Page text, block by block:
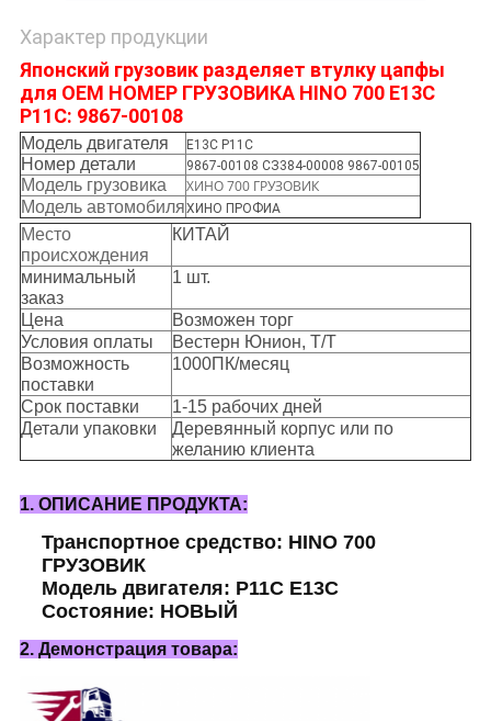
Характер продукции
Японский грузовик разделяет втулку цапфы
для OEM НОМЕР ГРУЗОВИКА HINO 700 E13C
P11C: 9867-00108
Модель двигателя Е13С Р11С
Номер детали 9867-00108 СЗ384-00008 9867-00105
Модель грузовика
ХИНО 700 ГРУЗОВИК
Модель автомобиляХИНО ПРОФИА
Место
происхождения
КИТАЙ
минимальный
заказ
1 шт.
Цена
Возможен торг
Условия оплаты
Вестерн Юнион, Т/Т
Возможность
поставки
1000ПК/месяц
Срок поставки
1-15 рабочих дней
Детали упаковки
Деревянный корпус или по
желанию клиента
1. ОПИСАНИЕ ПРОДУКТА:
Транспортное средство: HINO 700
ГРУЗОВИК
Модель двигателя: P11C E13C
Состояние: НОВЫЙ
2. Демонстрация товара: